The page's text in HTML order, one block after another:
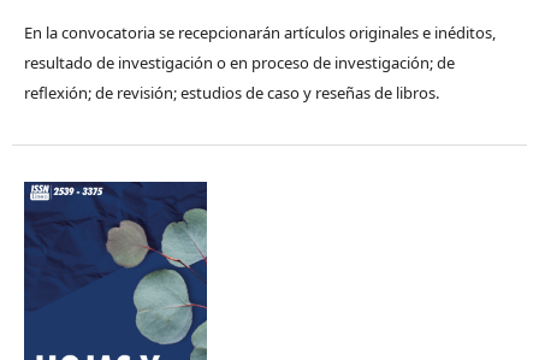
En la convocatoria se recepcionarán artículos originales e inéditos,
resultado de investigación o en proceso de investigación; de
reflexión; de revisión; estudios de caso y reseñas de libros.